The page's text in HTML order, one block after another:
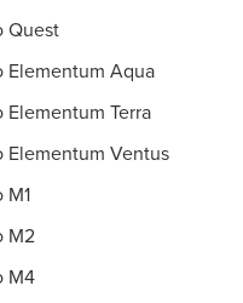
Quest
Elementum Aqua
Elementum Terra
Elementum Ventus
M1
M2
M4